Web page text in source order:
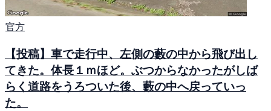
官方
【投稿】車で走行中、左側の藪の中から飛び出し
てきた。体長１ｍほど。ぶつからなかったがしば
らく道路をうろついた後、藪の中へ戻っていっ
た。